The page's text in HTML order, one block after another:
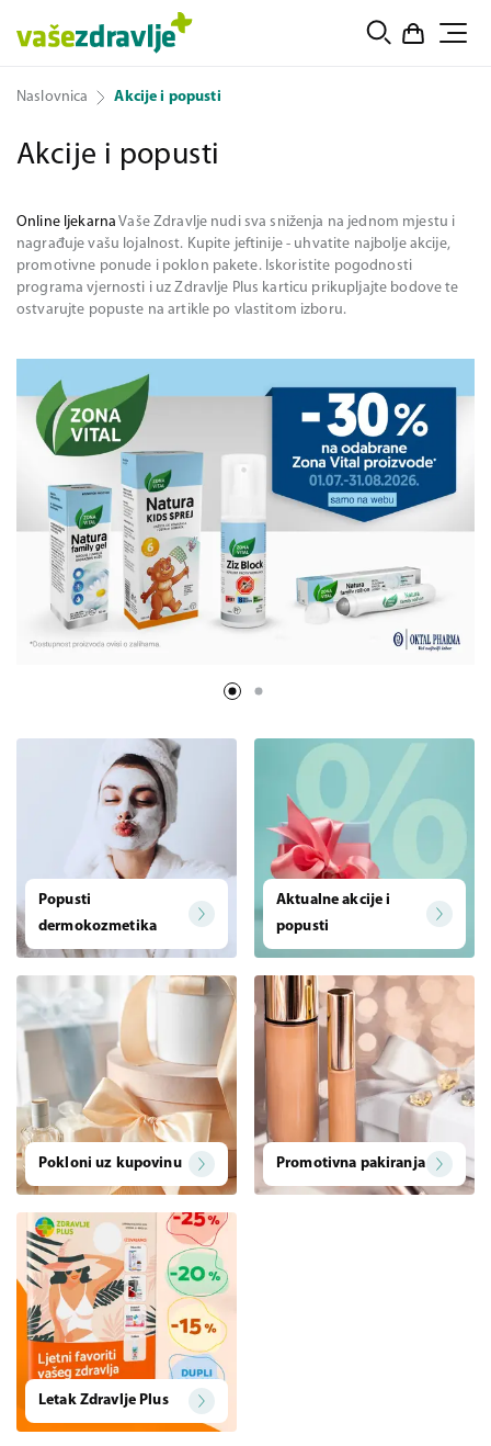
Naslovnica Akcije i popusti
Akcije i popusti
Online ljekarna Vaše Zdravlje nudi sva sniženja na jednom mjestu i
nagrađuje vašu lojalnost. Kupite jeftinije - uhvatite najbolje akcije,
promotivne ponude i poklon pakete. Iskoristite pogodnosti
programa vjernosti i uz Zdravlje Plus karticu prikupljajte bodove te
ostvarujte popuste na artikle po vlastitom izboru.
Popusti
dermokozmetika
Aktualne akcije i
popusti
Pokloni uz kupovinu Promotivna pakiranja
Letak Zdravlje Plus